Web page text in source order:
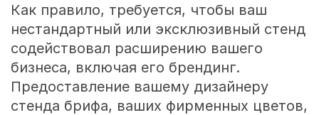
Как правило, требуется, чтобы ваш
нестандартный или эксклюзивный стенд
содействовал расширению вашего
бизнеса, включая его брендинг.
Предоставление вашему дизайнеру
стенда брифа, ваших фирменных цветов,